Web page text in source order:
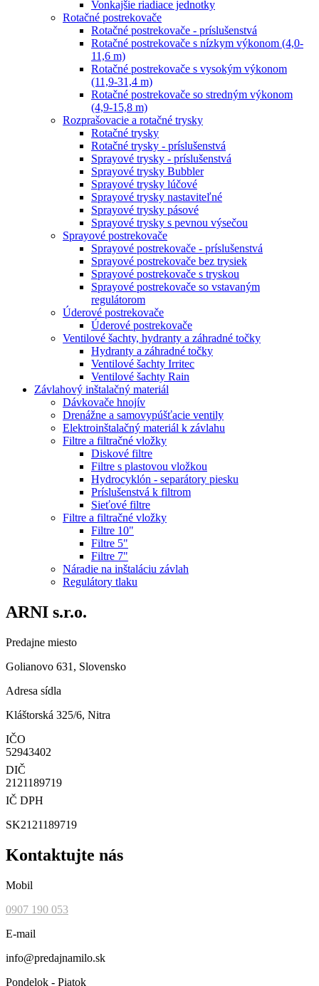
Vonkajšie riadiace jednotky
Rotačné postrekovače
Rotačné postrekovače - príslušenstvá
Rotačné postrekovače s nízkym výkonom (4,0-
11,6 m)
Rotačné postrekovače s vysokým výkonom
(11,9-31,4 m)
Rotačné postrekovače so stredným výkonom
(4,9-15,8 m)
Rozprašovacie a rotačné trysky
Rotačné trysky
Rotačné trysky - príslušenstvá
Sprayové trysky - príslušenstvá
Sprayové trysky Bubbler
Sprayové trysky lúčové
Sprayové trysky nastaviteľné
Sprayové trysky pásové
Sprayové trysky s pevnou výsečou
Sprayové postrekovače
Sprayové postrekovače - príslušenstvá
Sprayové postrekovače bez trysiek
Sprayové postrekovače s tryskou
Sprayové postrekovače so vstavaným
regulátorom
Úderové postrekovače
Úderové postrekovače
Ventilové šachty, hydranty a záhradné točky
Hydranty a záhradné točky
Ventilové šachty Irritec
Ventilové šachty Rain
Závlahový inštalačný materiál
Dávkovače hnojív
Drenážne a samovypúšťacie ventily
Elektroinštalačný materiál k závlahu
Filtre a filtračné vložky
Diskové filtre
Filtre s plastovou vložkou
Hydrocyklón - separátory piesku
Príslušenstvá k filtrom
Sieťové filtre
Filtre a filtračné vložky
Filtre 10"
Filtre 5"
Filtre 7"
Náradie na inštaláciu závlah
Regulátory tlaku
ARNI s.r.o.
Predajne miesto
Golianovo 631, Slovensko
Adresa sídla
Kláštorská 325/6, Nitra
IČO
52943402
DIČ
2121189719
IČ DPH
SK2121189719
Kontaktujte nás
Mobil
0907 190 053
E-mail
info@predajnamilo.sk
Pondelok - Piatok